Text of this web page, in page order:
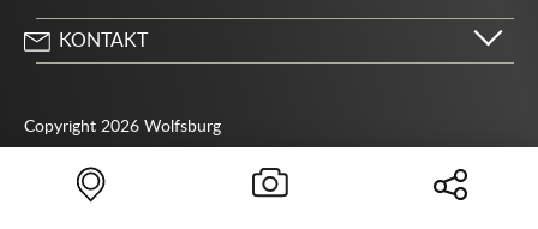
KONTAKT
38440 Wolfsburg
05361 28-1234
Copyright 2026 Wolfsburg